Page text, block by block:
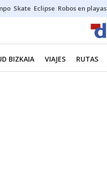
Skate Eclipse Robos en playas
BIZKAIA VIAJES RUTAS